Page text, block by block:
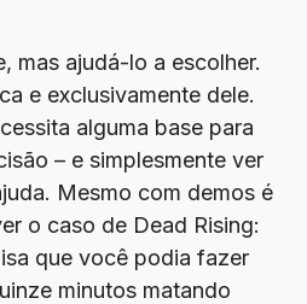
mas ajudá-lo a escolher.
e exclusivamente dele.
alguma base para
– e simplesmente ver
Mesmo com demos é
o caso de Dead Rising:
que você podia fazer
minutos matando